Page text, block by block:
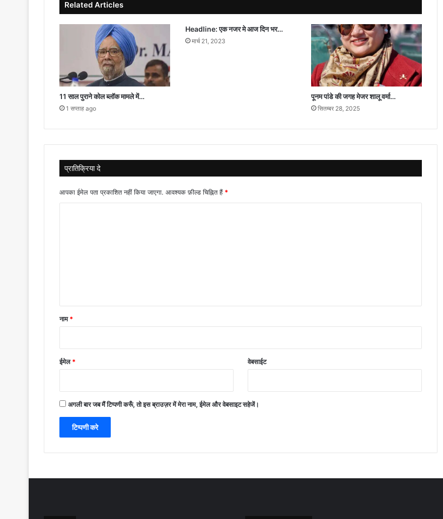
Related Articles
11 साल पुराने कोल ब्लॉक मामले में…
1 सप्ताह ago
Headline: एक नजर मे आज दिन भर…
मार्च 21, 2023
पूनम पांडे की जगह मेजर शालू वर्मा…
सितम्बर 28, 2025
प्रातिक्रिया दे
आपका ईमेल पता प्रकाशित नहीं किया जाएगा. आवश्यक फ़ील्ड चिह्नित हैं *
नाम*
ईमेल* वेबसाईट
अगली बार जब मैं टिप्पणी करूँ, तो इस ब्राउज़र में मेरा नाम, ईमेल और वेबसाइट सहेजें।